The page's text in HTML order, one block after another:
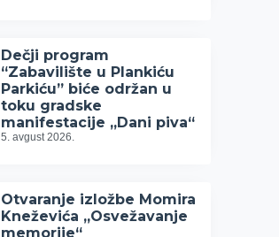
Dečji program
“Zabavilište u Plankiću
Parkiću” biće održan u
toku gradske
manifestacije „Dani piva“
5. avgust 2026.
Otvaranje izložbe Momira
Kneževića „Osvežavanje
memorije“